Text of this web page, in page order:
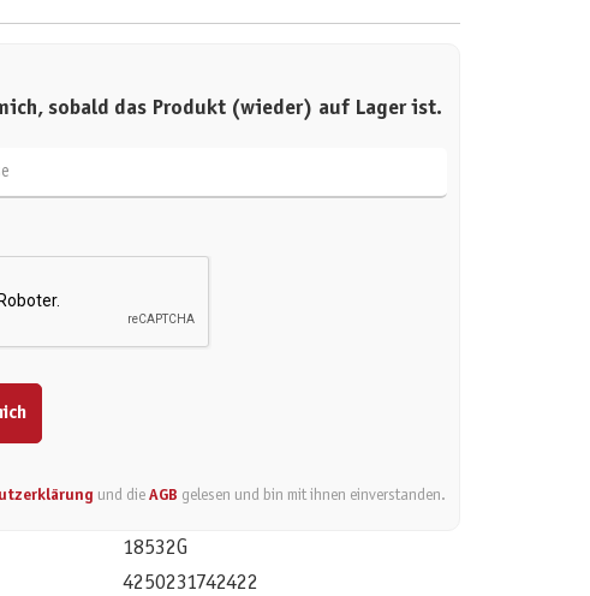
sobald das Produkt (wieder) auf Lager ist.
und dieAGB gelesen und bin mit ihnen einverstanden.
18532G
4250231742422